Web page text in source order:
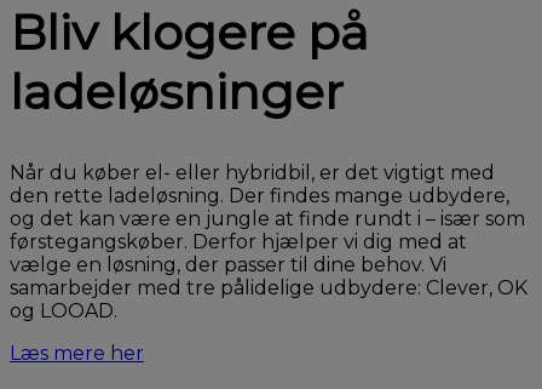
Bliv klogere på
ladeløsninger
Når du køber el- eller hybridbil, er det vigtigt med
den rette ladeløsning. Der findes mange udbydere,
og det kan være en jungle at finde rundt i – især som
førstegangskøber. Derfor hjælper vi dig med at
vælge en løsning, der passer til dine behov. Vi
samarbejder med tre pålidelige udbydere: Clever, OK
og LOOAD.
Læs mere her